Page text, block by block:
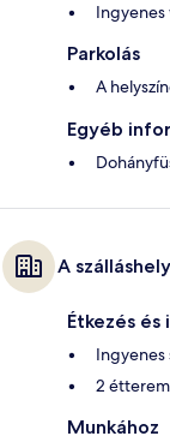
Ingyenes
Parkolás
A
Egyéb
A
Étkezés és
Ingyenes
2 étterem
Munkához